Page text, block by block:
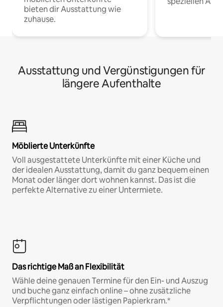
bieten dir Ausstattung wie
zuhause.
Ausstattung und Vergünstigungen für
längere Aufenthalte
Möblierte Unterkünfte
Voll ausgestattete Unterkünfte mit einer Küche und
der idealen Ausstattung, damit du ganz bequem einen
Monat oder länger dort wohnen kannst. Das ist die
perfekte Alternative zu einer Untermiete.
Das richtige Maß an Flexibilität
Wähle deine genauen Termine für den Ein- und Auszug
und buche ganz einfach online – ohne zusätzliche
Verpflichtungen oder lästigen Papierkram.*